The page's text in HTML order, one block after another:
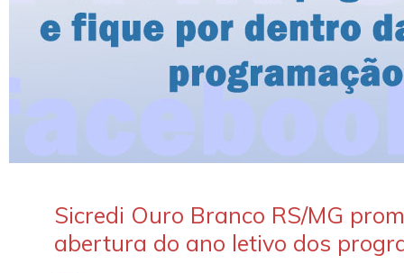
Sicredi Ouro Branco RS/MG
abertura do ano letivo dos